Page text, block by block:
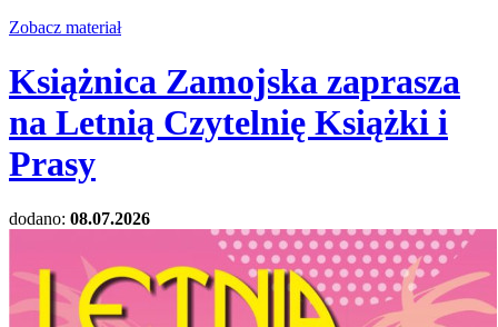
Zobacz materiał
Książnica Zamojska zaprasza
na Letnią Czytelnię Książki i
Prasy
dodano: 08.07.2026